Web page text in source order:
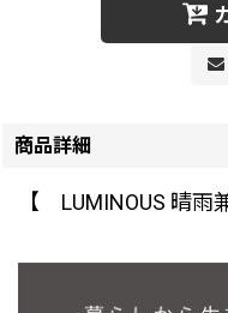
商品詳細
【 LUMINOUS 晴雨